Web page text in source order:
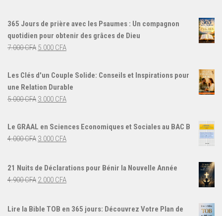
365 Jours de prière avec les Psaumes : Un compagnon
quotidien pour obtenir des grâces de Dieu
7.000CFA Le
initial
était :
7.000 CFA.
5.000 CFALe
actuel
est :
Les Clés d'un Couple Solide: Conseils et Inspirations pour
une Relation Durable
5.000CFA Le
initial
était :
3.000 CFALe
actuel
Le GRAAL en Sciences Economiques et Sociales au BAC B
4.000CFA Le
4.000 CFA.
3.000 CFALe
3.000 CFA.
21 Nuits de Déclarations pour Bénir la Nouvelle Année
4.900CFA Le
2.000 CFALe
Lire la Bible TOB en 365 jours: Découvrez Votre Plan de